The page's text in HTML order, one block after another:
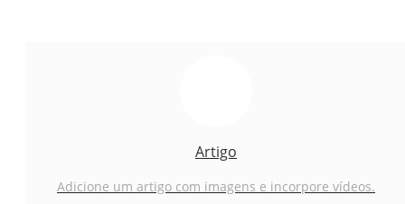
Artigo
Adicione um artigo com imagens e incorpore vídeos.